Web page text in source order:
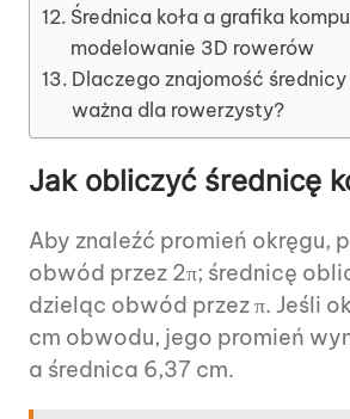
Średnica koła a grafika
modelowanie 3D rowerów
Dlaczego znajomość średnicy
ważna dla rowerzysty?
Jak obliczyć średnicę
Aby znaleźć promień okręgu,
obwód przez 2π; średnicę
dzieląc obwód przez π. Jeśli
cm obwodu, jego promień
a średnica 6,37 cm.